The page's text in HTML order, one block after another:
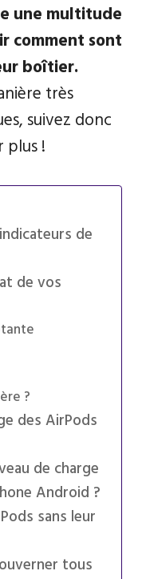
une multitude
comment sont
boîtier.
très
suivez donc
plus !
de
de vos
?
des AirPods
de charge
Android ?
sans leur
tous